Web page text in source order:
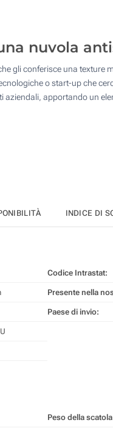
250
500
desiderata :
nuvola
gli conferisce una texture
o start-up che
apportando un
INDICE DI
Codice Intrastat:
Presente nella
Paese di invio:
Peso della